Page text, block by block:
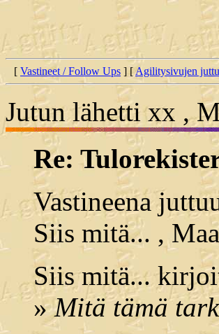
[ Vastineet / Follow Ups ] [Agilitysivujen
Jutun lähetti xx ,
Re:
Vastineena
Siis mitä... ,
Siis mitä...
»Mitä tämä